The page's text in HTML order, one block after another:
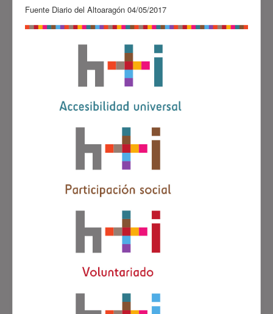
Fuente Diario del Altoaragón 04/05/2017